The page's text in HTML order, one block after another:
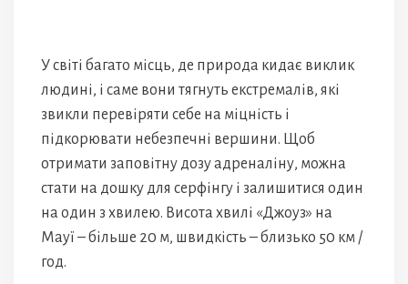
У світі багато місць, де природа кидає виклик
людині, і саме вони тягнуть екстремалів, які
звикли перевіряти себе на міцність і
підкорювати небезпечні вершини. Щоб
отримати заповітну дозу адреналіну, можна
стати на дошку для серфінгу і залишитися один
на один з хвилею. Висота хвилі «Джоуз» на
Мауї – більше 20 м, швидкість – близько 50 км /
год.